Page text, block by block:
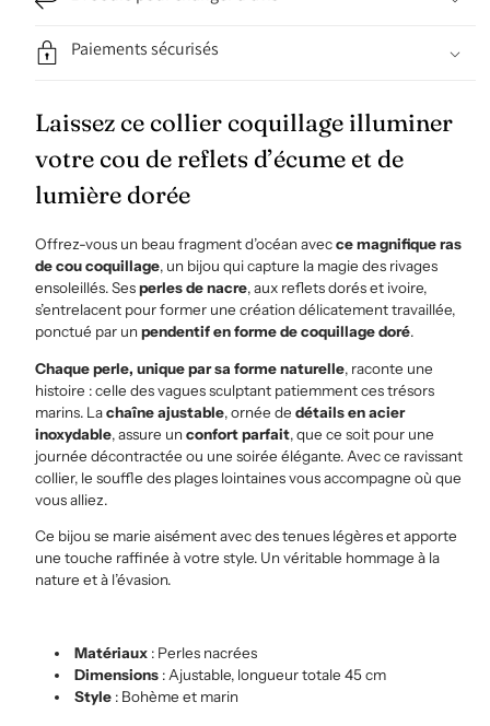
Paiements sécurisés
Laissez ce collier coquillage illuminer
votre cou de reflets d’écume et de
lumière dorée
Offrez-vous un beau fragment d’océan avecce magnifique ras
de cou coquillage, un bijou qui capture la magie des rivages
ensoleillés. Sesperles de nacre, aux reflets dorés et ivoire,
s’entrelacent pour former une création délicatement travaillée,
ponctué par un pendentif en forme de coquillage doré.
Chaque perle, unique par sa forme naturelle, raconte une
histoire : celle des vagues sculptant patiemment ces trésors
marins. Lachaîne ajustable, ornée de détails en acier
inoxydable, assure un confort parfait, que ce soit pour une
journée décontractée ou une soirée élégante. Avec ce ravissant
collier, le souffle des plages lointaines vous accompagne où que
vous alliez.
Ce bijou se marie aisément avec des tenues légères et apporte
une touche raffinée à votre style. Un véritable hommage à la
nature et à l’évasion.
Matériaux : Perles nacrées
Dimensions : Ajustable, longueur totale 45 cm
Style : Bohème et marin